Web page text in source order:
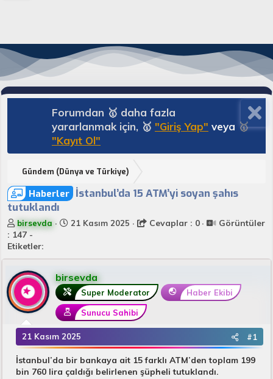
Forumdan 🥇 daha fazla
yararlanmak için, 🥇 "Giriş Yap" veya 🥇
"Kayıt Ol"
Gündem (Dünya ve Türkiye)
Haberler İstanbul’da 15 ATM’yi soyan şahıs
tutuklandı
K
o
n
u
u
B
a
ş
l
a
n
birsevda
B
l
n
g
ı
ç
t
a
r
i
h
21 Kasım 2025 Cevaplar : 0
Görüntüler
: 147 -
Etiketler:
birsevda
Super Moderator Haber Ekibi
Sunucu Sahibi
21 Kasım 2025 #1
İstanbul’da bir bankaya ait 15 farklı ATM’den toplam 199
bin 760 lira çaldığı belirlenen şüpheli tutuklandı.